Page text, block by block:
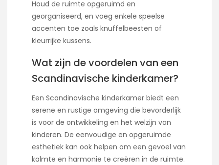
Houd de ruimte opgeruimd en
georganiseerd, en voeg enkele speelse
accenten toe zoals knuffelbeesten of
kleurrijke kussens.
Wat zijn de voordelen van een
Scandinavische kinderkamer?
Een Scandinavische kinderkamer biedt een
serene en rustige omgeving die bevorderlijk
is voor de ontwikkeling en het welzijn van
kinderen. De eenvoudige en opgeruimde
esthetiek kan ook helpen om een gevoel van
kalmte en harmonie te creëren in de ruimte.